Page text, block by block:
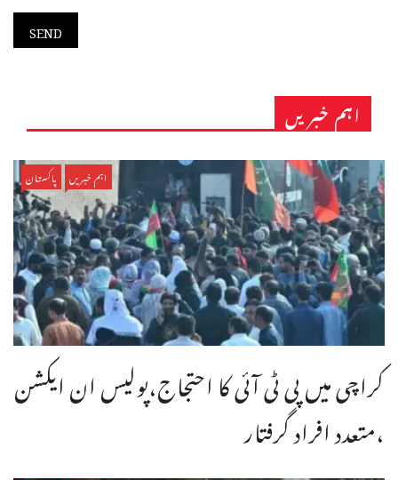
اہم خبریں
اہم خبریں پاکستان
کراچی میں پی ٹی آئی کا احتجاج،پولیس ان ایکشن
،متعدد افراد گرفتار